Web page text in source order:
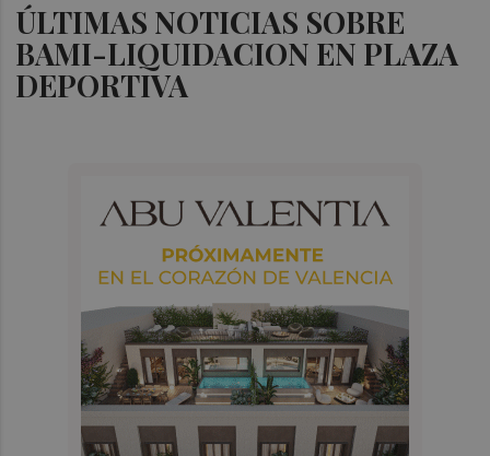
ÚLTIMAS NOTICIAS SOBRE
BAMI-LIQUIDACION EN PLAZA
DEPORTIVA